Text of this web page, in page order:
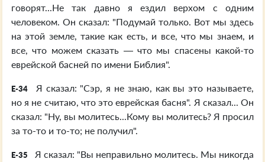
говорят...Не так давно я ездил верхом с одним
человеком. Он сказал: "Подумай только. Вот мы здесь
на этой земле, такие как есть, и все, что мы знаем, и
все, что можем сказать — что мы спасены какой-то
еврейской басней по имени Библия".
E-34
Я сказал: "Сэр, я не знаю, как вы это называете,
но я не считаю, что это еврейская басня". Я сказал... Он
сказал: "Ну, вы молитесь...Кому вы молитесь? Я просил
за то-то и то-то; не получил".
E-35
Я сказал: "Вы неправильно молитесь. Мы никогда